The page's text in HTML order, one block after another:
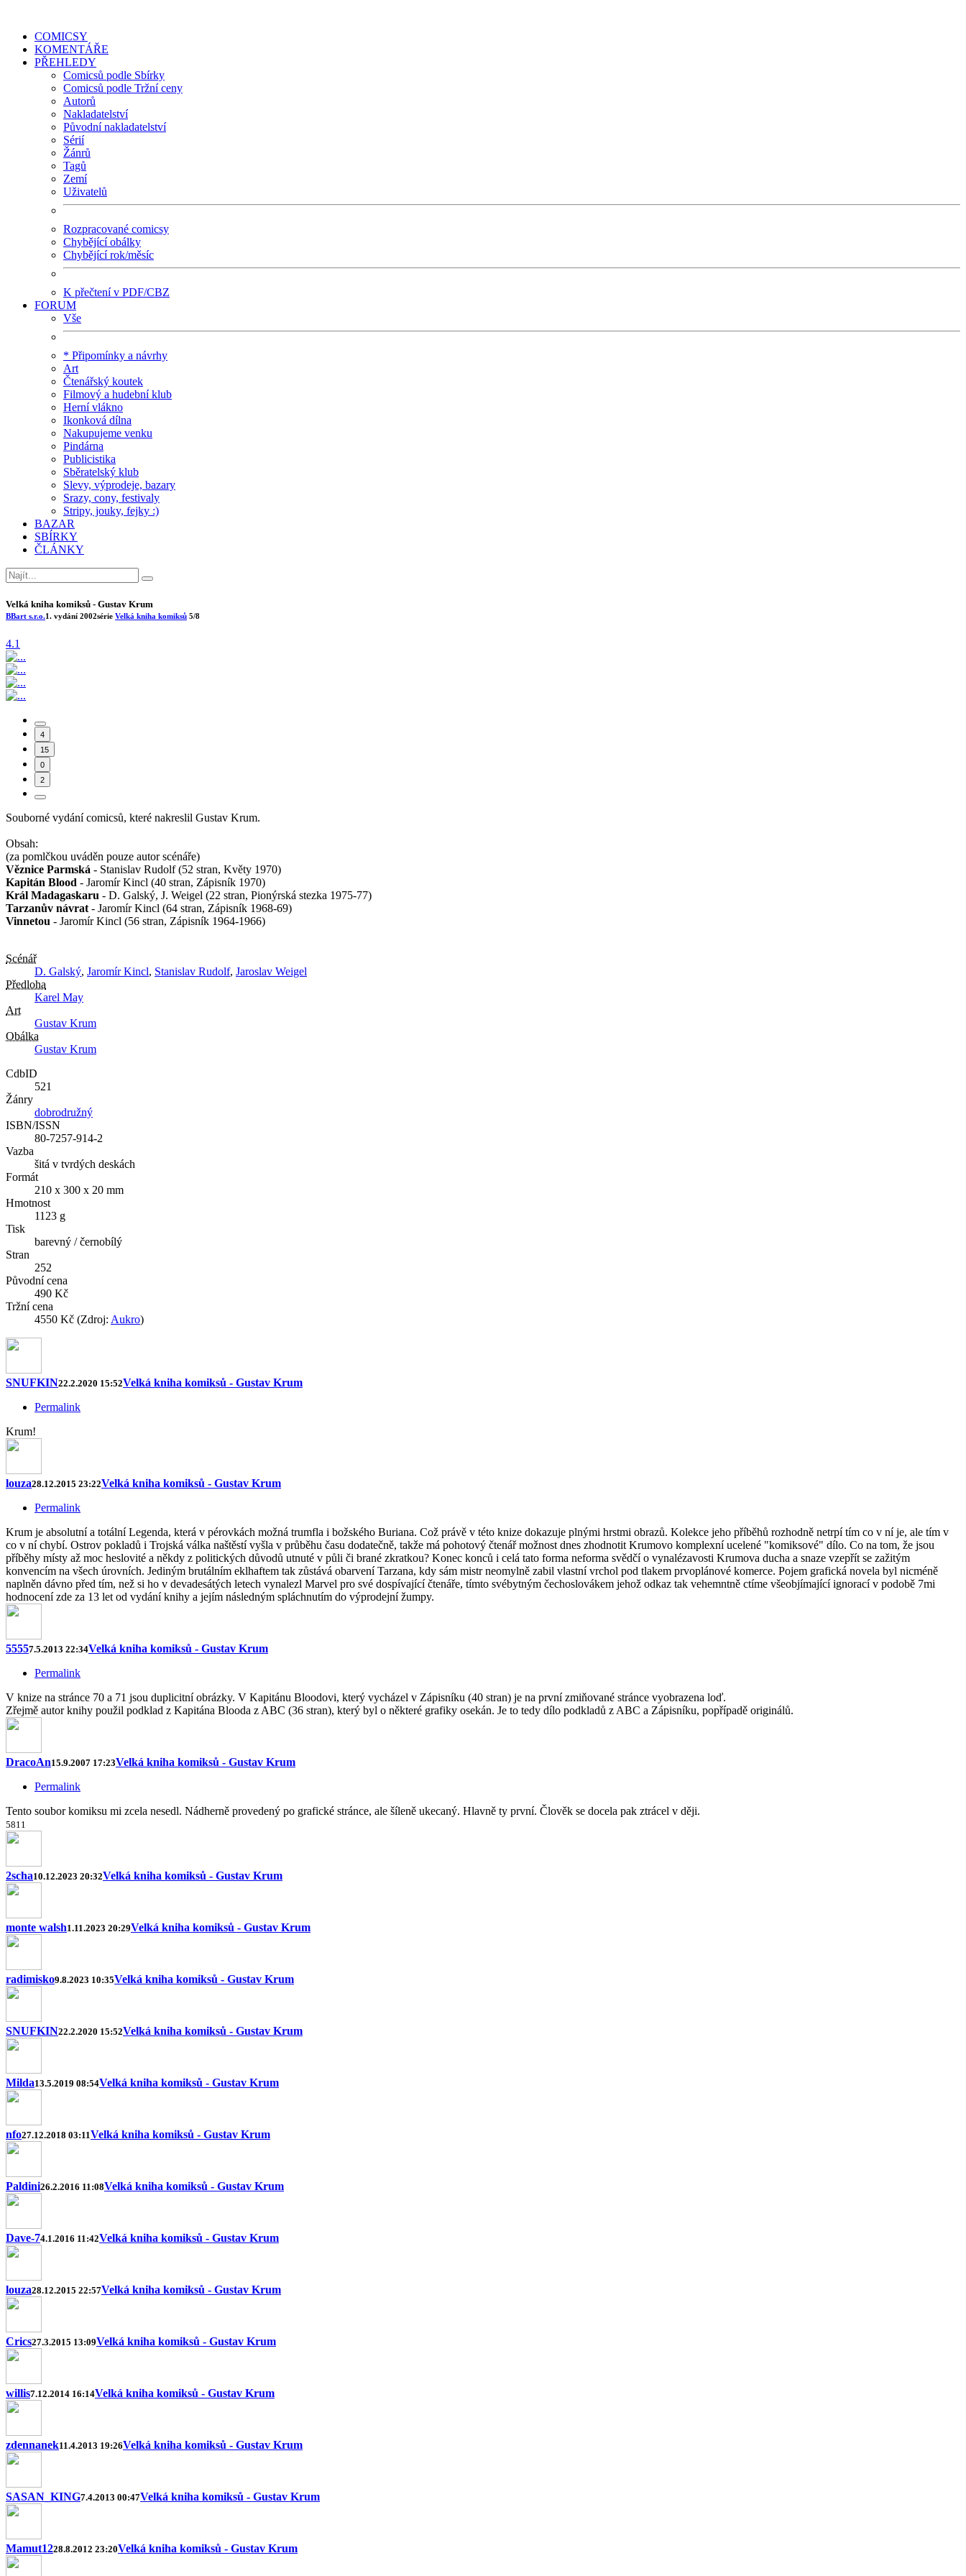
COMICSY
KOMENTÁŘE
PŘEHLEDY
Comicsů podle Sbírky
Comicsů podle Tržní ceny
Autorů
Nakladatelství
Původní nakladatelství
Sérií
Žánrů
Tagů
Zemí
Uživatelů
Rozpracované comicsy
Chybějící obálky
Chybějící rok/měsíc
K přečtení v PDF/CBZ
FORUM
Vše
* Připomínky a návrhy
Art
Čtenářský koutek
Filmový a hudební klub
Herní vlákno
Ikonková dílna
Nakupujeme venku
Pindárna
Publicistika
Sběratelský klub
Slevy, výprodeje, bazary
Srazy, cony, festivaly
Stripy, jouky, fejky :)
BAZAR
SBÍRKY
ČLÁNKY
Velká kniha komiksů - Gustav Krum
BBart s.r.o.1. vydání 2002série Velká kniha komiksů 5/8
4.1
4
15
0
2
Souborné vydání comicsů, které nakreslil Gustav Krum.
Obsah:
(za pomlčkou uváděn pouze autor scénáře)
Věznice Parmská - Stanislav Rudolf (52 stran, Květy 1970)
Kapitán Blood - Jaromír Kincl (40 stran, Zápisník 1970)
Král Madagaskaru - D. Galský, J. Weigel (22 stran, Pionýrská stezka 1975-77)
Tarzanův návrat - Jaromír Kincl (64 stran, Zápisník 1968-69)
Vinnetou - Jaromír Kincl (56 stran, Zápisník 1964-1966)
Scénář
D. Galský, Jaromír Kincl, Stanislav Rudolf, Jaroslav Weigel
Předloha
Karel May
Art
Gustav Krum
Obálka
Gustav Krum
CdbID
521
Žánry
dobrodružný
ISBN/ISSN
80-7257-914-2
Vazba
šitá v tvrdých deskách
Formát
210 x 300 x 20 mm
Hmotnost
1123 g
Tisk
barevný / černobílý
Stran
252
Původní cena
490 Kč
Tržní cena
4550 Kč (Zdroj: Aukro)
SNUFKIN22.2.2020 15:52Velká kniha komiksů - Gustav Krum
Permalink
Krum!
louza28.12.2015 23:22Velká kniha komiksů - Gustav Krum
Permalink
Krum je absolutní a totální Legenda, která v pérovkách možná trumfla i božského Buriana. Což právě v této knize dokazuje plnými hrstmi obrazů. Kolekce jeho příběhů rozhodně netrpí tím co v ní je, ale tím v
co v ní chybí. Ostrov pokladů i Trojská válka naštěstí vyšla v průběhu času dodatečně, takže má pohotový čtenář možnost dnes zhodnotit Krumovo komplexní ucelené "komiksové" dílo. Co na tom, že jsou
příběhy místy až moc heslovité a někdy z politických důvodů utnuté v půli či brané zkratkou? Konec konců i celá tato forma neforma svědčí o vynalézavosti Krumova ducha a snaze vzepřít se zažitým
konvencím na všech úrovních. Jediným brutálním eklhaftem tak zůstává obarvení Tarzana, kdy sám mistr neomylně zabil vlastní vrchol pod tlakem prvoplánové komerce. Pojem grafická novela byl nicméně
naplněn dávno před tím, než si ho v devadesátých letech vynalezl Marvel pro své dospívající čtenáře, tímto svébytným čechoslovákem jehož odkaz tak vehemntně ctíme všeobjímající ignorací v podobě 7mi
hodnocení zde za 13 let od vydání knihy a jejím následným spláchnutím do výprodejní žumpy.
55557.5.2013 22:34Velká kniha komiksů - Gustav Krum
Permalink
V knize na stránce 70 a 71 jsou duplicitní obrázky. V Kapitánu Bloodovi, který vycházel v Zápisníku (40 stran) je na první zmiňované stránce vyobrazena loď.
Zřejmě autor knihy použil podklad z Kapitána Blooda z ABC (36 stran), který byl o některé grafiky osekán. Je to tedy dílo podkladů z ABC a Zápisníku, popřípadě originálů.
DracoAn15.9.2007 17:23Velká kniha komiksů - Gustav Krum
Permalink
Tento soubor komiksu mi zcela nesedl. Nádherně provedený po grafické stránce, ale šíleně ukecaný. Hlavně ty první. Člověk se docela pak ztrácel v ději.
5811
2scha10.12.2023 20:32Velká kniha komiksů - Gustav Krum
monte walsh1.11.2023 20:29Velká kniha komiksů - Gustav Krum
radimisko9.8.2023 10:35Velká kniha komiksů - Gustav Krum
SNUFKIN22.2.2020 15:52Velká kniha komiksů - Gustav Krum
Milda13.5.2019 08:54Velká kniha komiksů - Gustav Krum
nfo27.12.2018 03:11Velká kniha komiksů - Gustav Krum
Paldini26.2.2016 11:08Velká kniha komiksů - Gustav Krum
Dave-74.1.2016 11:42Velká kniha komiksů - Gustav Krum
louza28.12.2015 22:57Velká kniha komiksů - Gustav Krum
Crics27.3.2015 13:09Velká kniha komiksů - Gustav Krum
willis7.12.2014 16:14Velká kniha komiksů - Gustav Krum
zdennanek11.4.2013 19:26Velká kniha komiksů - Gustav Krum
SASAN_KING7.4.2013 00:47Velká kniha komiksů - Gustav Krum
Mamut1228.8.2012 23:20Velká kniha komiksů - Gustav Krum